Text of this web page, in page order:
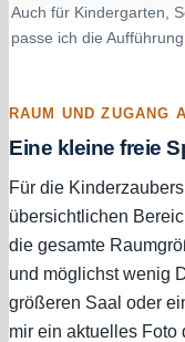
Auch für Kindergarten,
passe ich die
RAUM UND ZUGANG
Eine kleine freie
Für die
übersichtlichen
die gesamte
und möglichst wenig
größeren Saal oder
mir ein aktuelles Foto